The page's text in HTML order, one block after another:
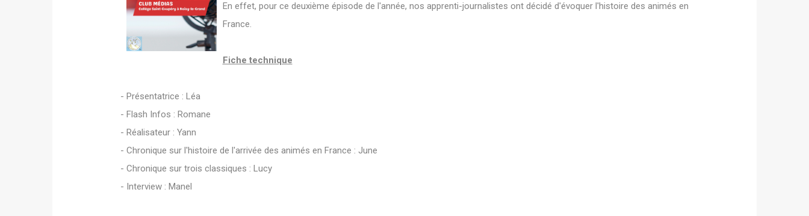
En effet, pour ce deuxième épisode de l'année, nos apprenti-journalistes ont décidé d'évoquer l'histoire des animés en
France.
Fiche technique
- Présentatrice : Léa
- Flash Infos : Romane
- Réalisateur : Yann
- Chronique sur l'histoire de l'arrivée des animés en France : June
- Chronique sur trois classiques : Lucy
- Interview : Manel